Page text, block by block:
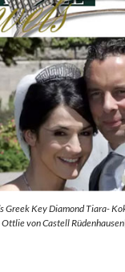
Greek Key Diamond Tiara-
von Castell